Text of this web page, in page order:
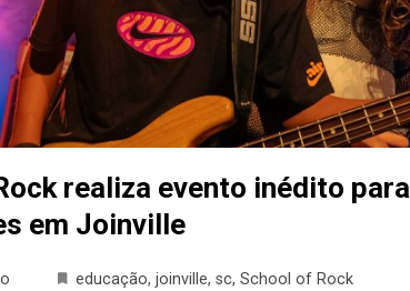
realiza evento inédito para
em Joinville
educação, joinville, sc, School of Rock